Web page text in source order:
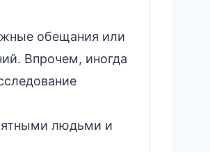
обещания или
Впрочем, иногда
людьми и